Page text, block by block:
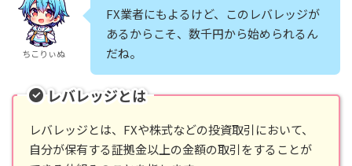
ちこりぃぬ
FX業者にもよるけど、このレバレッジが
あるからこそ、数千円から始められるん
だね。
レバレッジとは
レバレッジとは、FXや株式などの投資取引において、
自分が保有する証拠金以上の金額の取引をすることが